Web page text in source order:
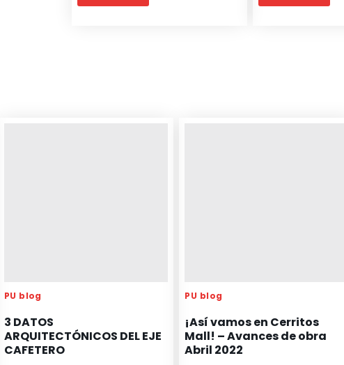
PU blog
3 DATOS
ARQUITECTÓNICOS DEL EJE
CAFETERO
PU blog
¡Así vamos en Cerritos
Mall! – Avances de obra
Abril 2022